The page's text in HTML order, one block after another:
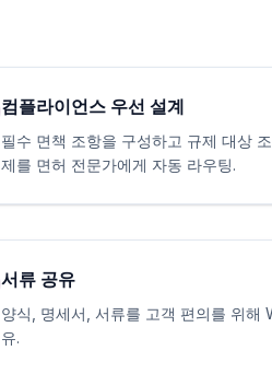
컴플라이언스 우선 설계
필수 면책 조항을 구성하고 규제 대상
제를 면허 전문가에게 자동 라우팅.
서류 공유
양식, 명세서, 서류를 고객 편의를 위해
유.